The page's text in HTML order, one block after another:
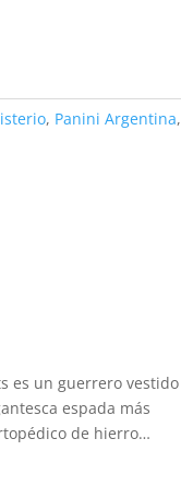
, Panini Argentina,
es un guerrero vestido
espada más
de hierro…